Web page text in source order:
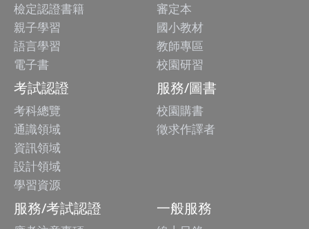
檢定認證書籍
親子學習
語言學習
電子書
審定本
國小教材
教師專區
校園研習
考試認證
考科總覽
通識領域
資訊領域
設計領域
學習資源
服務/圖書
校園購書
徵求作譯者
服務/考試認證 一般服務